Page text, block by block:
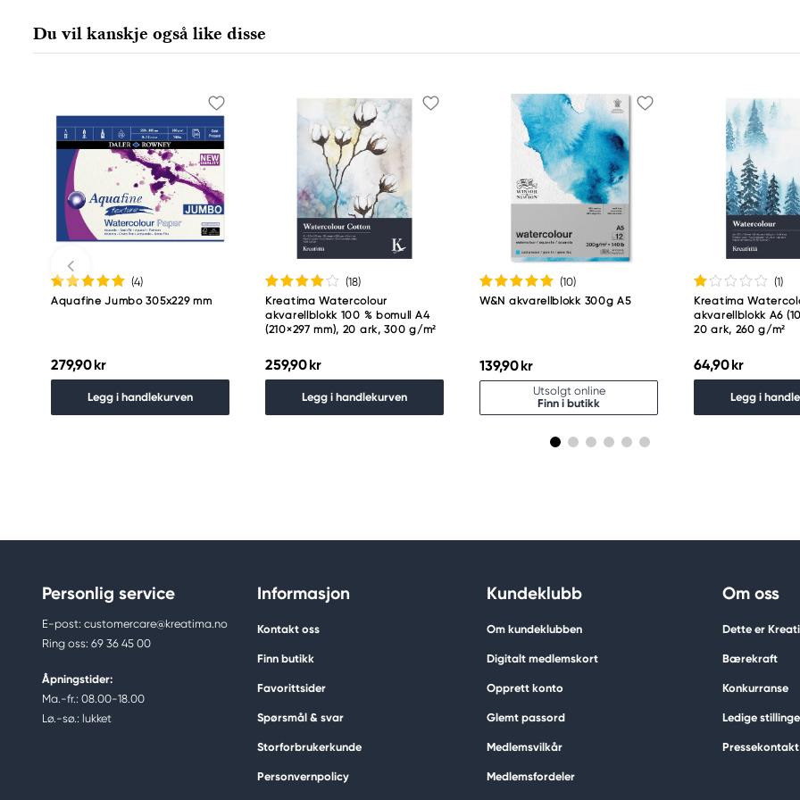
Du vil kanskje også like disse
(4)
Aquafine Jumbo 305x229 mm
279,90 kr
Legg i handlekurven
(18)
Kreatima Watercolour
akvarellblokk 100 % bomull A4
(210×297 mm), 20 ark, 300 g/m²
259,90 kr
Legg i handlekurven
(10)
W&N akvarellblokk 300g A5
139,90 kr
Utsolgt online
Finn i butikk
(1)
Kreatima
akvarellblokk A6
20 ark, 260 g/m²
64,90 kr
Legg i
Personlig service
E-post: customercare@kreatima.no
Ring oss: 69 36 45 00
Åpningstider:
Ma.-fr.: 08.00-18.00
Lø.-sø.: lukket
Informasjon
Kontakt oss
Finn butikk
Favorittsider
Spørsmål & svar
Storforbrukerkunde
Personvernpolicy
Kundeklubb
Om kundeklubben
Digitalt medlemskort
Opprett konto
Glemt passord
Medlemsvilkår
Medlemsfordeler
Om oss
Dette er
Bærekraft
Konkurranse
Ledige
Pressekontakt